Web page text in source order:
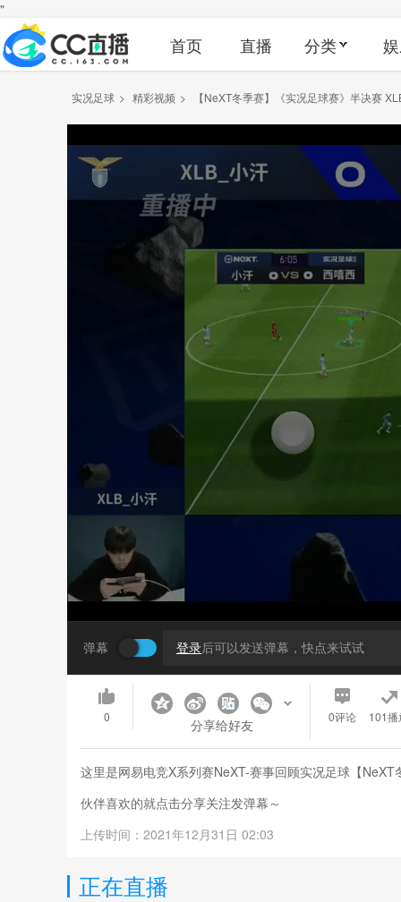
"
首页 直播 分类
实况足球 > 精彩视频 > 【NeXT冬季赛】《实况足球赛》半决赛
弹幕 登录后可以发送弹幕，快点来试试
0 分享给好友 0评论 101播
这里是网易电竞X系列赛NeXT-赛事回顾实况足球【
伙伴喜欢的就点击分享关注发弹幕～
上传时间：2021年12月31日 02:03
正在直播